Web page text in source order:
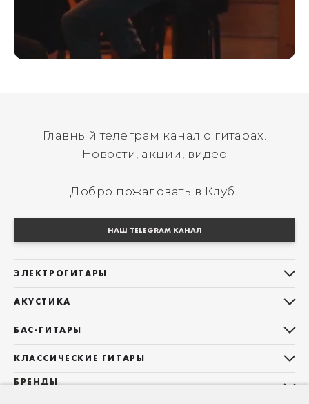
Главный телеграм канал о гитарах.
Новости, акции, видео
Добро пожаловать в Клуб!
НАШ TELEGRAM КАНАЛ
ЭЛЕКТРОГИТАРЫ
Telecaster
Les Paul
Superstrat
АКУСТИКА
Фолки (ОМ, 000, 00)
Гранд Аудиториум
БАС-ГИТАРЫ
Precision Bass
КЛАССИЧЕСКИЕ ГИТАРЫ
Все классические гитары
БРЕНДЫ